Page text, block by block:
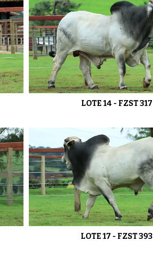
LOTE 14 - FZST 317
LOTE 17 - FZST 393